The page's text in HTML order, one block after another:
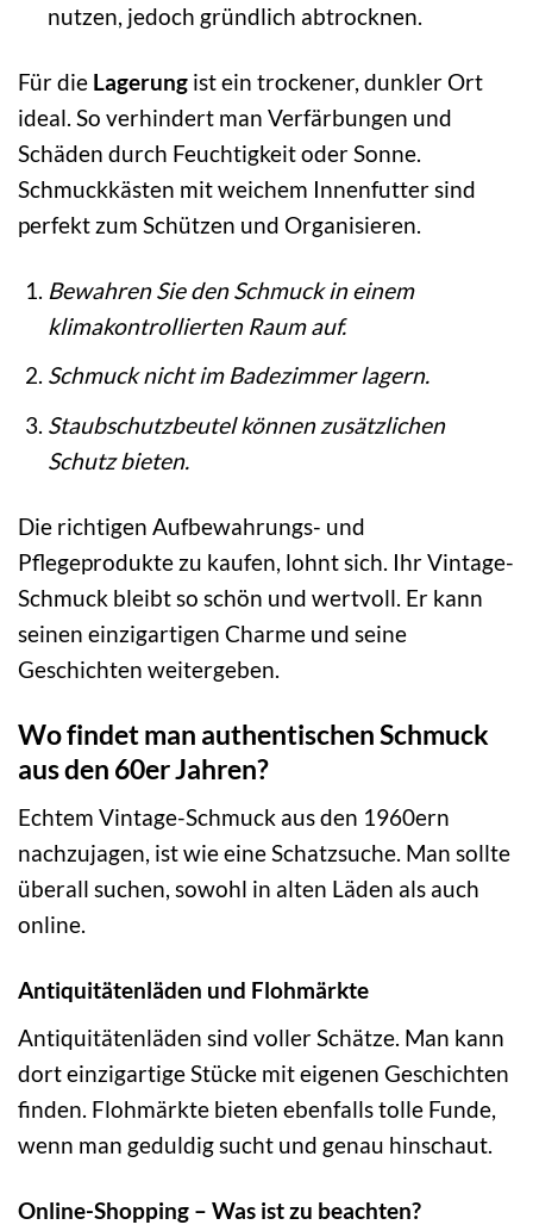
nutzen, jedoch gründlich abtrocknen.
Für die Lagerung ist ein trockener, dunkler Ort
ideal. So verhindert man Verfärbungen und
Schäden durch Feuchtigkeit oder Sonne.
Schmuckkästen mit weichem Innenfutter sind
perfekt zum Schützen und Organisieren.
Bewahren Sie den Schmuck in einem
klimakontrollierten Raum auf.
Schmuck nicht im Badezimmer lagern.
Staubschutzbeutel können zusätzlichen
Schutz bieten.
Die richtigen Aufbewahrungs- und
Pflegeprodukte zu kaufen, lohnt sich. Ihr Vintage-
Schmuck bleibt so schön und wertvoll. Er kann
seinen einzigartigen Charme und seine
Geschichten weitergeben.
Wo findet man authentischen Schmuck
aus den 60er Jahren?
Echtem Vintage-Schmuck aus den 1960ern
nachzujagen, ist wie eine Schatzsuche. Man sollte
überall suchen, sowohl in alten Läden als auch
online.
Antiquitätenläden und Flohmärkte
Antiquitätenläden sind voller Schätze. Man kann
dort einzigartige Stücke mit eigenen Geschichten
finden. Flohmärkte bieten ebenfalls tolle Funde,
wenn man geduldig sucht und genau hinschaut.
Online-Shopping – Was ist zu beachten?